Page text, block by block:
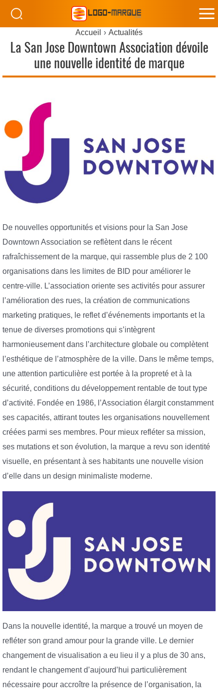
Accueil Actualités
La San Jose Downtown Association dévoile
une nouvelle identité de marque
De nouvelles opportunités et visions pour la San Jose
Downtown Association se reflètent dans le récent
rafraîchissement de la marque, qui rassemble plus de 2 100
organisations dans les limites de BID pour améliorer le
centre-ville. L’association oriente ses activités pour assurer
l’amélioration des rues, la création de communications
marketing pratiques, le reflet d’événements importants et la
tenue de diverses promotions qui s’intègrent
harmonieusement dans l’architecture globale ou complètent
l’esthétique de l’atmosphère de la ville. Dans le même temps,
une attention particulière est portée à la propreté et à la
sécurité, conditions du développement rentable de tout type
d’activité. Fondée en 1986, l’Association élargit constamment
ses capacités, attirant toutes les organisations nouvellement
créées parmi ses membres. Pour mieux refléter sa mission,
ses mutations et son évolution, la marque a revu son identité
visuelle, en présentant à ses habitants une nouvelle vision
d’elle dans un design minimaliste moderne.
Dans la nouvelle identité, la marque a trouvé un moyen de
refléter son grand amour pour la grande ville. Le dernier
changement de visualisation a eu lieu il y a plus de 30 ans,
rendant le changement d’aujourd’hui particulièrement
nécessaire pour accroître la présence de l’organisation, la